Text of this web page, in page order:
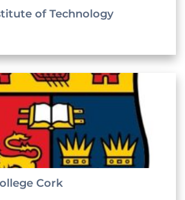
of Technology
Cork